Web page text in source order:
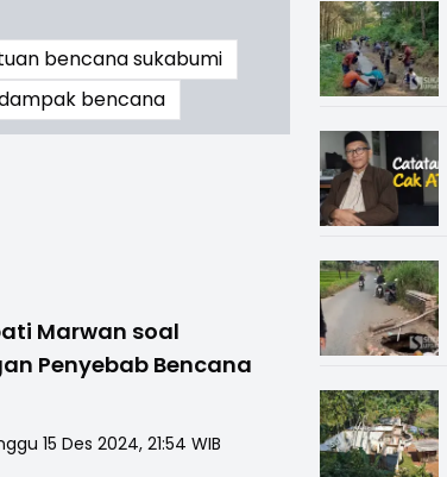
bencana sukabumi
bencana
Marwan soal
Penyebab Bencana
15 Des 2024, 21:54 WIB